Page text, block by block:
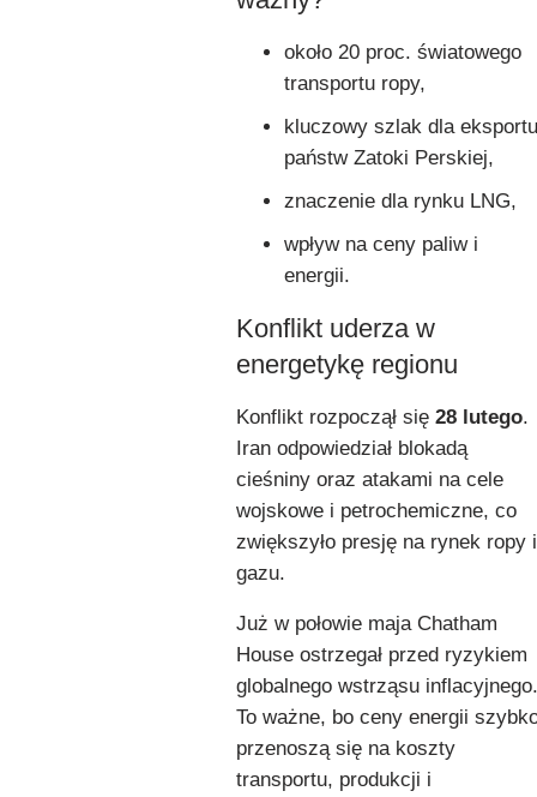
około 20 proc. światowego
transportu ropy,
kluczowy szlak dla eksportu
państw Zatoki Perskiej,
znaczenie dla rynku LNG,
wpływ na ceny paliw i
energii.
Konflikt uderza w
energetykę regionu
Konflikt rozpoczął się 28 lutego.
Iran odpowiedział blokadą
cieśniny oraz atakami na cele
wojskowe i petrochemiczne, co
zwiększyło presję na rynek ropy i
gazu.
Już w połowie maja Chatham
House ostrzegał przed ryzykiem
globalnego wstrząsu inflacyjnego.
To ważne, bo ceny energii
przenoszą się na koszty
transportu, produkcji i